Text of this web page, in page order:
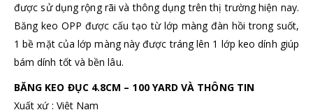
được sử dụng rộng rãi và thông dụng trên thị trường hiện nay.
Băng keo OPP được cấu tạo từ lớp màng đàn hồi trong suốt,
1 bề mặt của lớp màng này được tráng lên 1 lớp keo dính giúp
bám dính tốt và bền lâu.
BĂNG KEO ĐỤC 4.8CM – 100 YARD VÀ THÔNG TIN
Xuất xứ : Việt Nam